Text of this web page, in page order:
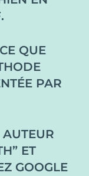
QUE
PAR
ET
GOOGLE